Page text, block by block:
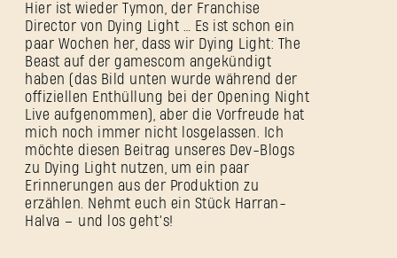
Hier ist wieder Tymon, der Franchise
Director von Dying Light … Es ist schon ein
paar Wochen her, dass wir Dying Light: The
Beast auf der gamescom angekündigt
haben (das Bild unten wurde während der
offiziellen Enthüllung bei der Opening Night
Live aufgenommen), aber die Vorfreude hat
mich noch immer nicht losgelassen. Ich
möchte diesen Beitrag unseres Dev-Blogs
zu Dying Light nutzen, um ein paar
Erinnerungen aus der Produktion zu
erzählen. Nehmt euch ein Stück Harran-
Halva – und los geht’s!